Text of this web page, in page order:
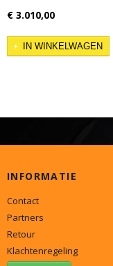
€ 3.010,00
IN WINKELWAGEN
INFORMATIE
Contact
Partners
Retour
Klachtenregeling